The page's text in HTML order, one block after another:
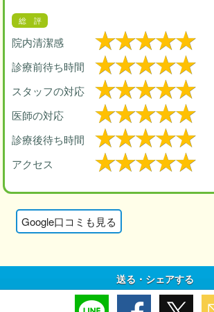
院内清潔感
診療前待ち時間
スタッフの対応
医師の対応
診療後待ち時間
アクセス
Google口コミも見る
送る・シェアする